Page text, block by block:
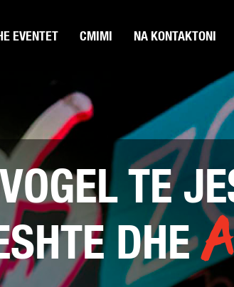
EVENTET CMIMI NA KONTAKTONI
TE
DHE